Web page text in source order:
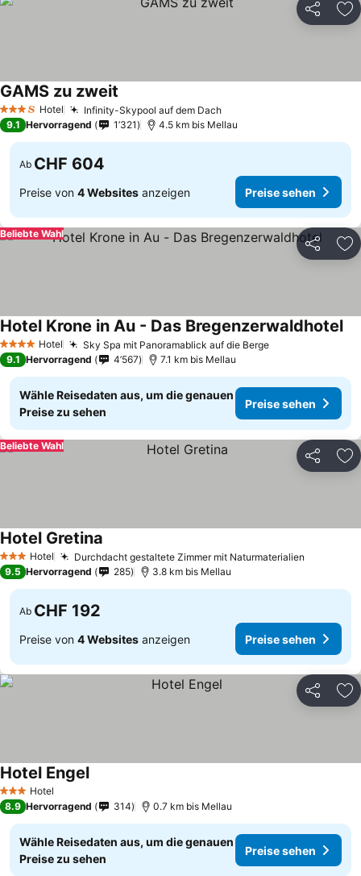
Teilen
3 Sterne Hotel Infinity-Skypool auf dem Dach
GAMS zu zweit
9.1 Hervorragend 1’321 4.5 km bis Mellau
Ab CHF 604
Preise von 4 Websites anzeigen Preise sehen
Teilen
Beliebte Wahl
4 Sterne Hotel Sky Spa mit Panoramablick auf die Berge
Hotel Krone in Au - Das Bregenzerwaldhotel
9.1 Hervorragend 4’567 7.1 km bis Mellau
Wähle Reisedaten aus, um die genauen
Preise zu sehen
Preise sehen
Teilen
Beliebte Wahl
3 SterneHotel Durchdacht gestaltete Zimmer mit Naturmaterialien
Hotel Gretina
9.5 Hervorragend 285 3.8 km bis Mellau
Ab CHF 192
Preise von 4 Websites anzeigen Preise sehen
Teilen
3 SterneHotel
Hotel Engel
8.9 Hervorragend 314 0.7 km bis Mellau
Wähle Reisedaten aus, um die genauen
Preise zu sehen
Preise sehen